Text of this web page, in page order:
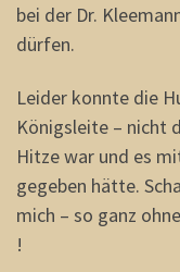
bei der Dr.
dürfen.
Leider konnte die
Königsleite – nicht
Hitze war und es
gegeben hätte.
mich – so ganz
!